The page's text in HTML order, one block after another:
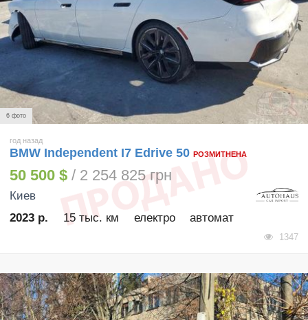
6 фото
год назад
BMW Independent I7 Edrive 50 РОЗМИТНЕНА
50 500 $ / 2 254 825 грн
Киев
2023 р.
15 тыс. км електро автомат
1347